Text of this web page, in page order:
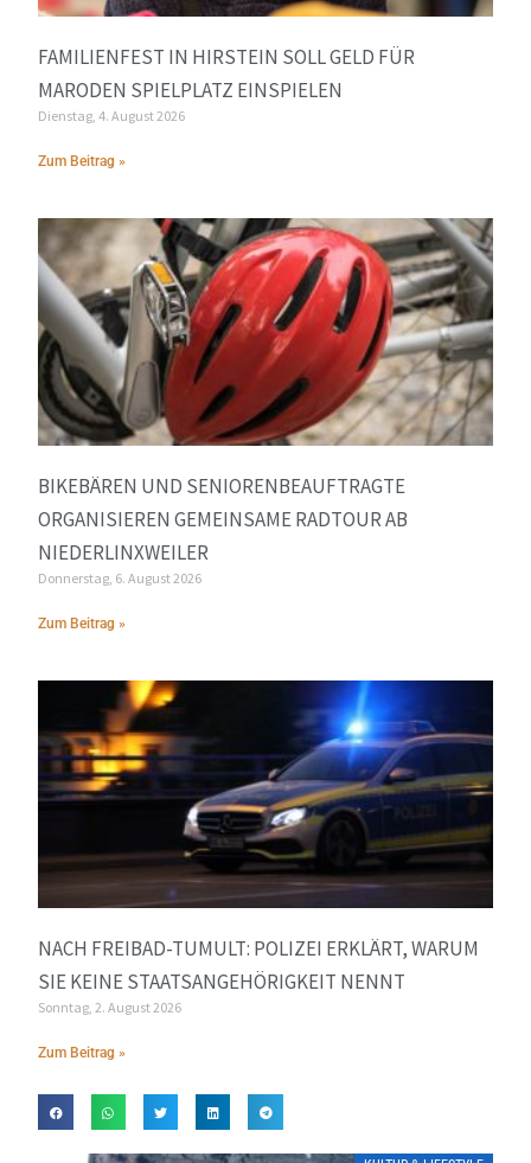
FAMILIENFEST IN HIRSTEIN SOLL GELD FÜR
MARODEN SPIELPLATZ EINSPIELEN
Dienstag, 4. August 2026
Zum Beitrag »
BIKEBÄREN UND SENIORENBEAUFTRAGTE
ORGANISIEREN GEMEINSAME RADTOUR AB
NIEDERLINXWEILER
Donnerstag, 6. August 2026
Zum Beitrag »
NACH FREIBAD-TUMULT: POLIZEI ERKLÄRT, WARUM
SIE KEINE STAATSANGEHÖRIGKEIT NENNT
Sonntag, 2. August 2026
Zum Beitrag »